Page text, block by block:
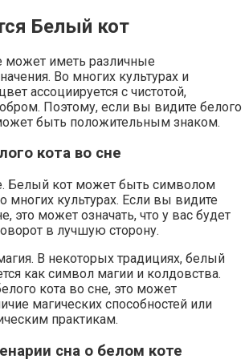
Белый кот
может иметь различные
Во многих культурах и
ассоциируется с чистотой,
Поэтому, если вы видите белого
быть положительным знаком.
кота во сне
Белый кот может быть символом
многих культурах. Если вы видите
это может означать, что у вас будет
в лучшую сторону.
В некоторых традициях, белый
как символ магии и колдовства.
кота во сне, это может
магических способностей или
практикам.
сна о белом коте